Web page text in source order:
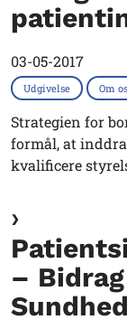
03-05-2017
Udgivelse Om os
Strategien for
formål, at
kvalificere
–